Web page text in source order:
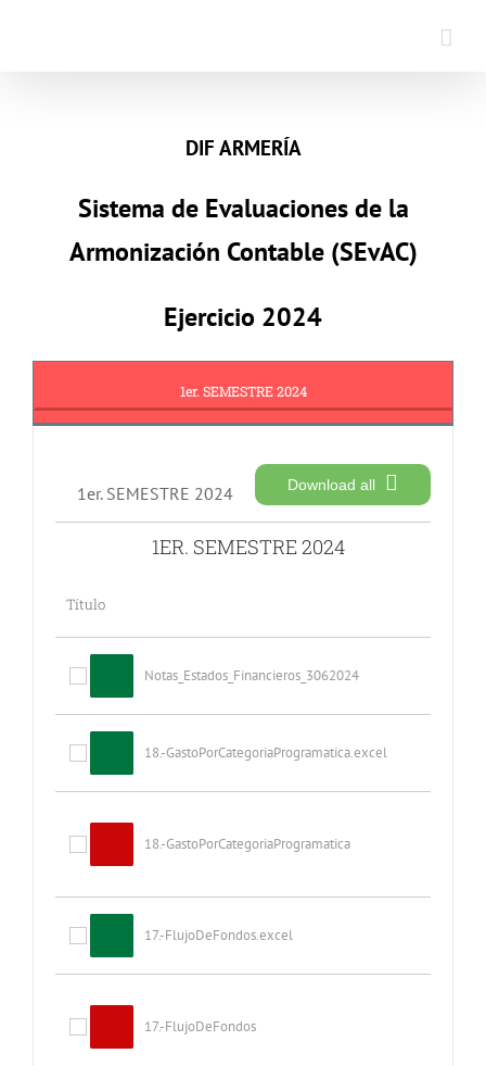
DIF ARMERÍA
Sistema de Evaluaciones de la
Armonización Contable (SEvAC)
Ejercicio 2024
1er. SEMESTRE 2024
Download all
1er. SEMESTRE 2024
1ER. SEMESTRE 2024
Título
Notas_Estados_Financieros_3062024
18.-GastoPorCategoriaProgramatica.excel
18.-GastoPorCategoriaProgramatica
17.-FlujoDeFondos.excel
17.-FlujoDeFondos